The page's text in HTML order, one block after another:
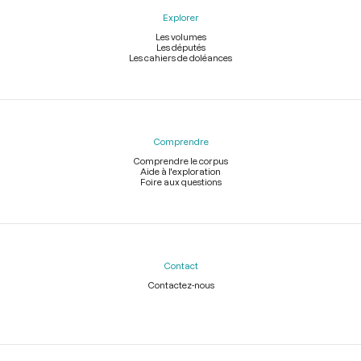
Explorer
Les volumes
Les députés
Les cahiers de doléances
Comprendre
Comprendre le corpus
Aide à l'exploration
Foire aux questions
Contact
Contactez-nous
Légal